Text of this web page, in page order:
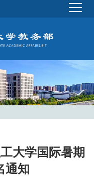
大学国际暑期
通知